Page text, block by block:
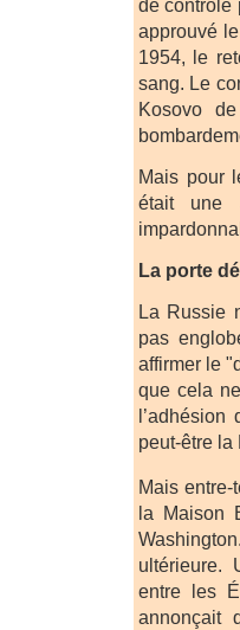
de contrôle
approuvé
1954, le
sang. Le
Kosovo
Mais pour
était une
La porte
La Russie
pas
affirmer le
que cela
l’adhésion
peut-être la
Mais entre-
la Maison
ultérieure.
entre les
annonçait